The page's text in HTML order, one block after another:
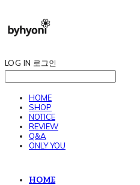
LOG IN 로그인
HOME
SHOP
NOTICE
REVIEW
Q&A
ONLY YOU
HOME